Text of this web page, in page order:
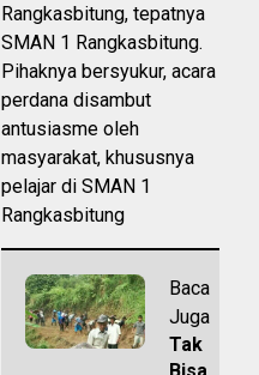
Rangkasbitung, tepatnya
SMAN 1 Rangkasbitung.
Pihaknya bersyukur, acara
perdana disambut
antusiasme oleh
masyarakat, khususnya
pelajar di SMAN 1
Rangkasbitung
Baca
Juga
Tak
Bisa